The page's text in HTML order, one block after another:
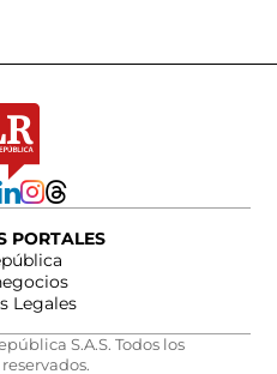
PORTALES
Legales
S.A.S. Todos los